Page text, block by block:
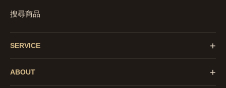
搜尋商品
SERVICE +
ABOUT +